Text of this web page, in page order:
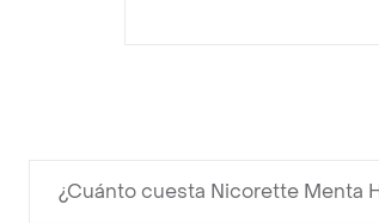
¿Cuánto cuesta Nicorette Menta